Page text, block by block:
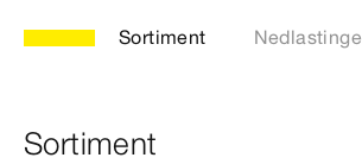
Sortiment
Sortiment